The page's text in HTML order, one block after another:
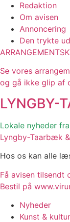
Redaktion
Om avisen
Annoncering
Den trykte
Se vores
og gå ikke glip af
LYNGBY-
Lokale nyheder fra
Lyngby-Taarbæk
Hos os kan alle
Få avisen tilsendt
Bestil på
Nyheder
Kunst & kultur